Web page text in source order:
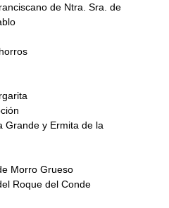
de Ntra. Sra. de
Grande y Ermita de la
Morro Grueso
Roque del Conde